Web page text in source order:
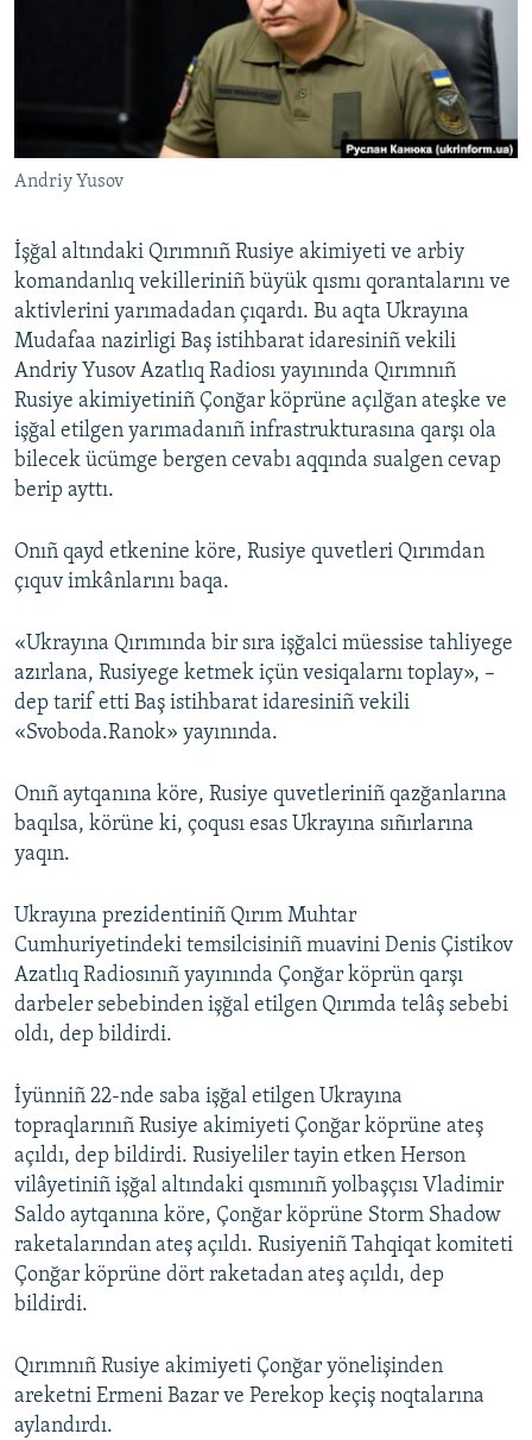
RFE/RS bütün saytları
Andriy Yusov
İşğal altındaki Qırımnıñ Rusiye akimiyeti ve arbiy
komandanlıq vekilleriniñ büyük qısmı qorantalarını ve
aktivlerini yarımadadan çıqardı. Bu aqta Ukrayına
Mudafaa nazirligi Baş istihbarat idaresiniñ vekili
Andriy Yusov Azatlıq Radiosı yayınında Qırımnıñ
Rusiye akimiyetiniñ Çonğar köprüne açılğan ateşke ve
işğal etilgen yarımadanıñ infrastrukturasına qarşı ola
bilecek ücümge bergen cevabı aqqında sualgen cevap
berip ayttı.
Onıñ qayd etkenine köre, Rusiye quvetleri Qırımdan
çıquv imkânlarını baqa.
«Ukrayına Qırımında bir sıra işğalci müessise tahliyege
azırlana, Rusiyege ketmek içün vesiqalarnı toplay», –
dep tarif etti Baş istihbarat idaresiniñ vekili
«Svoboda.Ranok» yayınında.
Onıñ aytqanına köre, Rusiye quvetleriniñ qazğanlarına
baqılsa, körüne ki, çoqusı esas Ukrayına sıñırlarına
yaqın.
Ukrayına prezidentiniñ Qırım Muhtar
Cumhuriyetindeki temsilcisiniñ muavini Denis Çistikov
Azatlıq Radiosınıñ yayınında Çonğar köprün qarşı
darbeler sebebinden işğal etilgen Qırımda telâş sebebi
oldı, dep bildirdi.
İyünniñ 22-nde saba işğal etilgen Ukrayına
topraqlarınıñ Rusiye akimiyeti Çonğar köprüne ateş
açıldı, dep bildirdi. Rusiyeliler tayin etken Herson
vilâyetiniñ işğal altındaki qısmınıñ yolbaşçısı Vladimir
Saldo aytqanına köre, Çonğar köprüne Storm Shadow
raketalarından ateş açıldı. Rusiyeniñ Tahqiqat komiteti
Çonğar köprüne dört raketadan ateş açıldı, dep
bildirdi.
Qırımnıñ Rusiye akimiyeti Çonğar yönelişinden
areketni Ermeni Bazar ve Perekop keçiş noqtalarına
aylandırdı.